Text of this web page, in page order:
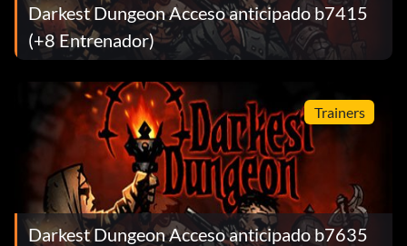
Darkest Dungeon Acceso anticipado b7415
(+8 Entrenador)
Trainers
Darkest Dungeon Acceso anticipado b7635